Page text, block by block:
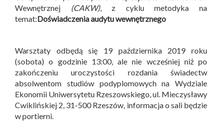
Wewnętrznej
(CAKW), z cyklu metodyka na
temat:Doświadczenia audytu wewnętrznego
Warsztaty odbędą się 19 października 2019 roku
(sobota) o godzinie 13:00, ale nie wcześniej niż po
zakończeniu uroczystości rozdania świadectw
absolwentom studiów podyplomowych na Wydziale
Ekonomii Uniwersytetu Rzeszowskiego, ul. Mieczysławy
Cwiklińskiej 2, 31-500 Rzeszów, informacja o sali będzie
w portierni.